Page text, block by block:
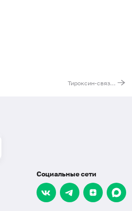
Тироксин-связывающая способность сыворотки (T-Uptake)
Социальные сети